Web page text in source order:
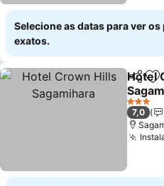
Selecione as datas para ver
exatos.
Hotel
3 Estrelas
7,0